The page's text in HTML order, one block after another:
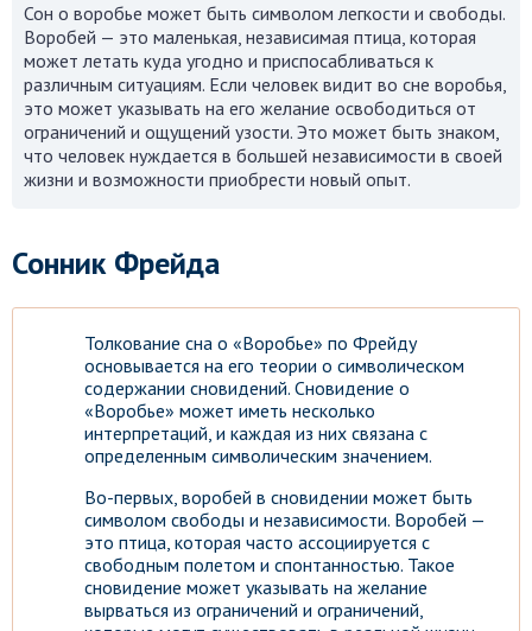
Сон о воробье может быть символом легкости и свободы.
Воробей — это маленькая, независимая птица, которая
может летать куда угодно и приспосабливаться к
различным ситуациям. Если человек видит во сне воробья,
это может указывать на его желание освободиться от
ограничений и ощущений узости. Это может быть знаком,
что человек нуждается в большей независимости в своей
жизни и возможности приобрести новый опыт.
Сонник Фрейда
Толкование сна о «Воробье» по Фрейду
основывается на его теории о символическом
содержании сновидений. Сновидение о
«Воробье» может иметь несколько
интерпретаций, и каждая из них связана с
определенным символическим значением.
Во-первых, воробей в сновидении может быть
символом свободы и независимости. Воробей —
это птица, которая часто ассоциируется с
свободным полетом и спонтанностью. Такое
сновидение может указывать на желание
вырваться из ограничений и ограничений,